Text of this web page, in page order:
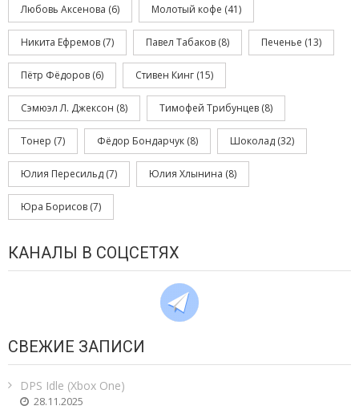
Любовь Аксенова (6) Молотый кофе (41)
Никита Ефремов (7) Павел Табаков (8) Печенье (13)
Пётр Фёдоров (6) Стивен Кинг (15)
Сэмюэл Л. Джексон (8) Тимофей Трибунцев (8)
Тонер (7) Фёдор Бондарчук (8) Шоколад (32)
Юлия Пересильд (7) Юлия Хлынина (8)
Юра Борисов (7)
КАНАЛЫ В СОЦСЕТЯХ
СВЕЖИЕ ЗАПИСИ
DPS Idle (Xbox One)
28.11.2025